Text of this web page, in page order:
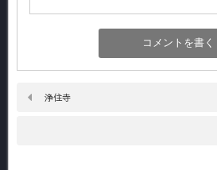
浄住寺